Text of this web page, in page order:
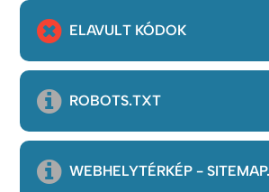
ELAVULT KÓDOK
ROBOTS.TXT
WEBHELYTÉRKÉP -